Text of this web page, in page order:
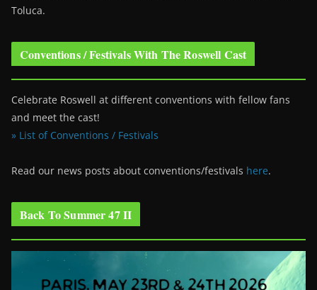
Toluca.
Conventions / Festivals With The Roswell Cast
Celebrate Roswell at different conventions with fellow fans
and meet the cast!
» List of Conventions / Festivals
Read our news posts about conventions/festivals here.
Back To Summer 47 II